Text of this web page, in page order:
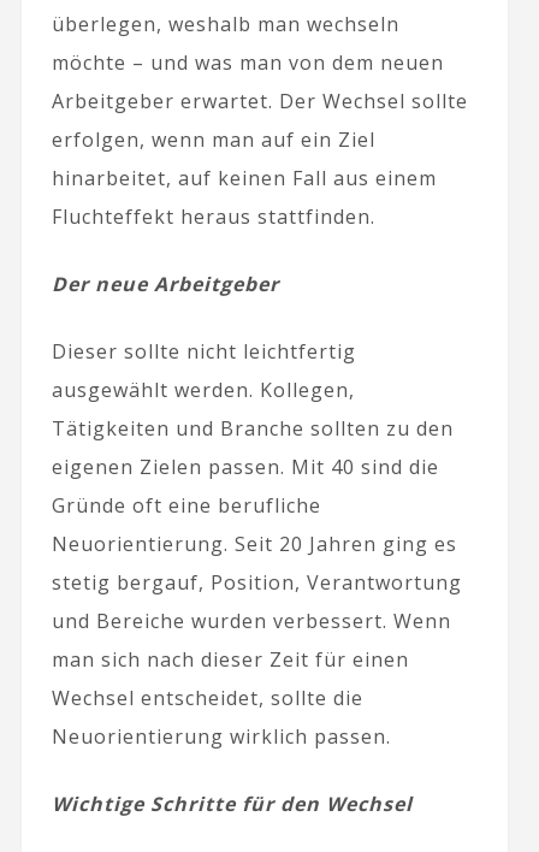
überlegen, weshalb man wechseln
möchte – und was man von dem neuen
Arbeitgeber erwartet. Der Wechsel sollte
erfolgen, wenn man auf ein Ziel
hinarbeitet, auf keinen Fall aus einem
Fluchteffekt heraus stattfinden.
Der neue Arbeitgeber
Dieser sollte nicht leichtfertig
ausgewählt werden. Kollegen,
Tätigkeiten und Branche sollten zu den
eigenen Zielen passen. Mit 40 sind die
Gründe oft eine berufliche
Neuorientierung. Seit 20 Jahren ging es
stetig bergauf, Position, Verantwortung
und Bereiche wurden verbessert. Wenn
man sich nach dieser Zeit für einen
Wechsel entscheidet, sollte die
Neuorientierung wirklich passen.
Wichtige Schritte für den Wechsel